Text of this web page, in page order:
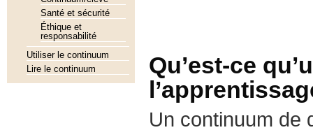
Santé et sécurité
Éthique et
responsabilité
Utiliser le continuum
Lire le continuum
Qu’est-ce
Un continuum de